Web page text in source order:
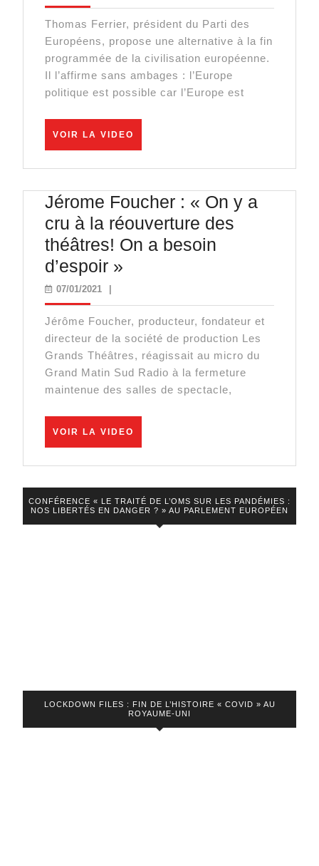
extinction
ou
renaissance
?
–
Thomas
Ferrier
Thomas Ferrier, président du Parti des
Européens, propose une alternative à la fin
programmée de la civilisation européenne.
Il l’affirme sans ambages : l’Europe
politique est possible car l’Europe est
VOIR LA VIDEO
Jérome Foucher : « On y a
cru à la réouverture des
théâtres! On a besoin
d’espoir »
:
« On
y
a
cru
à
la
théâtres!
On
07/01/202107/01/2021
Jérôme Foucher, producteur, fondateur et
directeur de la société de production Les
Grands Théâtres, réagissait au micro du
Grand Matin Sud Radio à la fermeture
maintenue des salles de spectacle,
VOIR LA VIDEO
CONFÉRENCE « LE TRAITÉ DE L’OMS SUR LES PANDÉMIES :
NOS LIBERTÉS EN DANGER ? » AU PARLEMENT EUROPÉEN
LOCKDOWN FILES : FIN DE L’HISTOIRE « COVID » AU
ROYAUME-UNI